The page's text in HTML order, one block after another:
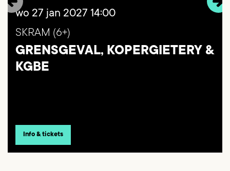
SKRAM (6+)
GRENSGEVAL, KOPERGIETERY &
KGBE
wo 27 jan 2027 14:00
Info & tickets